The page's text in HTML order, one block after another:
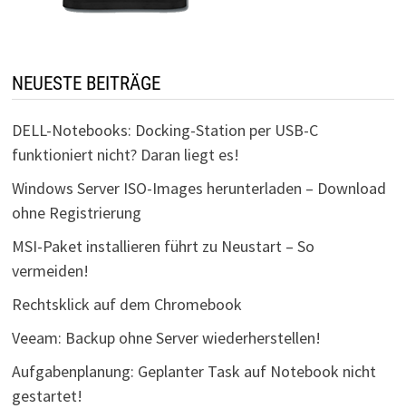
NEUESTE BEITRÄGE
DELL-Notebooks: Docking-Station per USB-C
funktioniert nicht? Daran liegt es!
Windows Server ISO-Images herunterladen – Download
ohne Registrierung
MSI-Paket installieren führt zu Neustart – So
vermeiden!
Rechtsklick auf dem Chromebook
Veeam: Backup ohne Server wiederherstellen!
Aufgabenplanung: Geplanter Task auf Notebook nicht
gestartet!